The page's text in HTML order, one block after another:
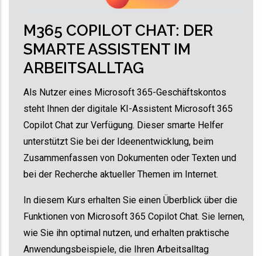
M365 COPILOT CHAT: DER
SMARTE ASSISTENT IM
ARBEITSALLTAG
Als Nutzer eines Microsoft 365-Geschäftskontos
steht Ihnen der digitale KI-Assistent Microsoft 365
Copilot Chat zur Verfügung. Dieser smarte Helfer
unterstützt Sie bei der Ideenentwicklung, beim
Zusammenfassen von Dokumenten oder Texten und
bei der Recherche aktueller Themen im Internet.
In diesem Kurs erhalten Sie einen Überblick über die
Funktionen von Microsoft 365 Copilot Chat. Sie lernen,
wie Sie ihn optimal nutzen, und erhalten praktische
Anwendungsbeispiele, die Ihren Arbeitsalltag